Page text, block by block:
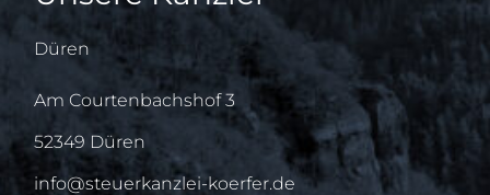
Düren
Am Courtenbachshof 3
52349 Düren
info@steuerkanzlei-koerfer.de